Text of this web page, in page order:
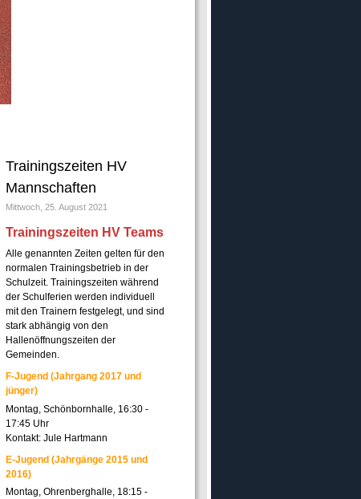
Trainingszeiten HV
Mannschaften
Mittwoch, 25. August 2021
Trainingszeiten HV Teams
Alle genannten Zeiten gelten für den
normalen Trainingsbetrieb in der
Schulzeit. Trainingszeiten während
der Schulferien werden individuell
mit den Trainern festgelegt, und sind
stark abhängig von den
Hallenöffnungszeiten der
Gemeinden.
F-Jugend (Jahrgang 2017 und
jünger)
Montag, Schönbornhalle, 16:30 -
17:45 Uhr
Kontakt: Jule Hartmann
E-Jugend (Jahrgänge 2015 und
2016)
Montag, Ohrenberghalle, 18:15 -